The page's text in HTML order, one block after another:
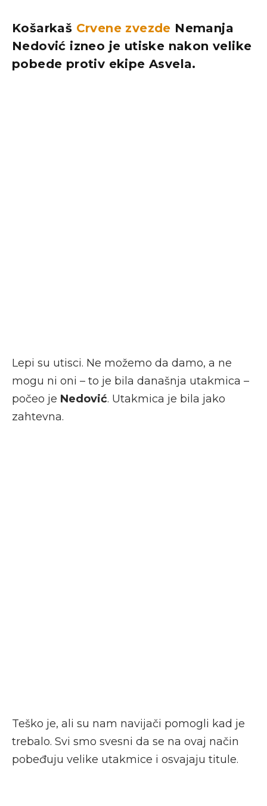
Košarkaš Crvene zvezde Nemanja
Nedović izneo je utiske nakon velike
pobede protiv ekipe Asvela.
Lepi su utisci. Ne možemo da damo, a ne
mogu ni oni – to je bila današnja utakmica –
počeo je Nedović. Utakmica je bila jako
zahtevna.
Teško je, ali su nam navijači pomogli kad je
trebalo. Svi smo svesni da se na ovaj način
pobeđuju velike utakmice i osvajaju titule.